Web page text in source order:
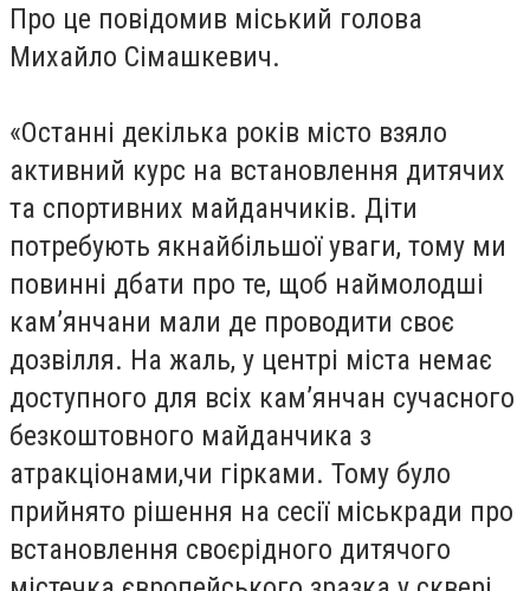
Про це повідомив міський голова
Михайло Сімашкевич.
«Останні декілька років місто взяло
активний курс на встановлення дитячих
та спортивних майданчиків. Діти
потребують якнайбільшої уваги, тому ми
повинні дбати про те, щоб наймолодші
кам’янчани мали де проводити своє
дозвілля. На жаль, у центрі міста немає
доступного для всіх кам’янчан сучасного
безкоштовного майданчика з
атракціонами,чи гірками. Тому було
прийнято рішення на сесії міськради про
встановлення своєрідного дитячого